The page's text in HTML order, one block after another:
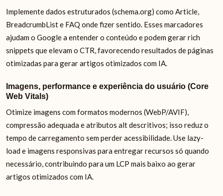
Implemente dados estruturados (schema.org) como Article,
BreadcrumbList e FAQ onde fizer sentido. Esses marcadores
ajudam o Google a entender o conteúdo e podem gerar rich
snippets que elevam o CTR, favorecendo resultados de páginas
otimizadas para gerar artigos otimizados com IA.
Imagens, performance e experiência do usuário (Core
Web Vitals)
Otimize imagens com formatos modernos (WebP/AVIF),
compressão adequada e atributos alt descritivos; isso reduz o
tempo de carregamento sem perder acessibilidade. Use lazy-
load e imagens responsivas para entregar recursos só quando
necessário, contribuindo para um LCP mais baixo ao gerar
artigos otimizados com IA.